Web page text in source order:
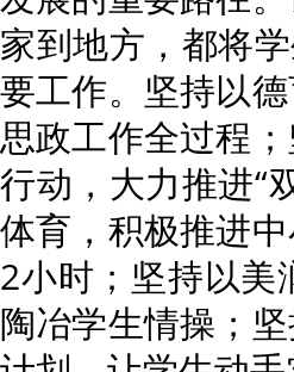
家到地方，都将
要工作。坚持以
思政工作全过程
行动，大力推进“
体育，积极推进
2小时；坚持以美
陶冶学生情操；